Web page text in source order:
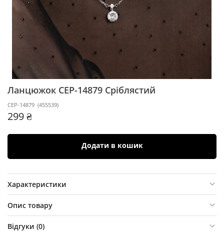
Ланцюжок CEP-14879 Сріблястий
CEP-14879 (455539)
299 ₴
Додати в кошик
Характеристики
Опис товару
Відгуки (0)